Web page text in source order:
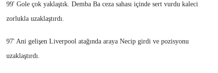
99' Gole çok yaklaştık. Demba Ba ceza sahası içinde sert vurdu kaleci
zorlukla uzaklaştırdı.
97' Ani gelişen Liverpool atağında araya Necip girdi ve pozisyonu
uzaklaştırdı.